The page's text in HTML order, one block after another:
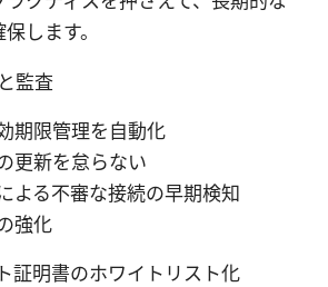
します。
監査
期限管理を自動化
更新を怠らない
よる不審な接続の早期検知
強化
証明書のホワイトリスト化